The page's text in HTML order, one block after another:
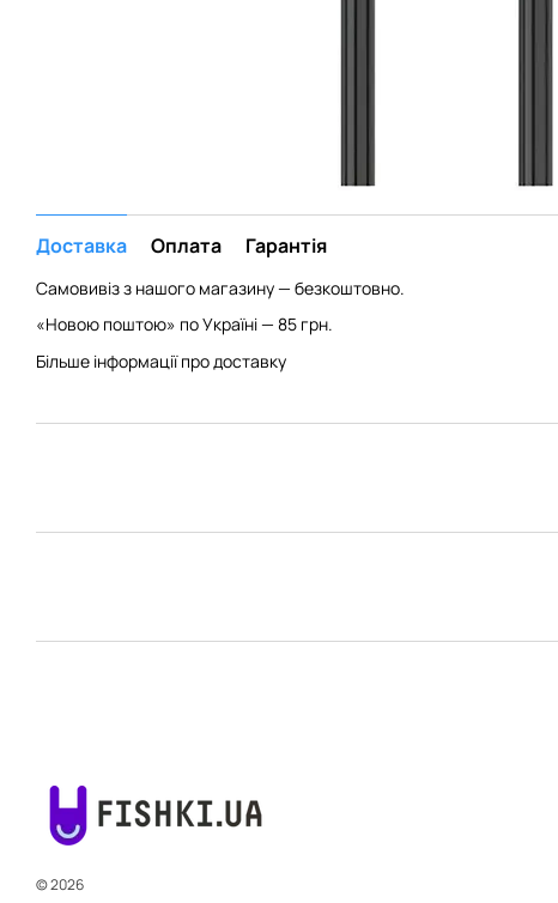
Доставка Оплата Гарантія
Самовивіз з нашого магазину — безкоштовно.
«Новою поштою» по Україні — 85 грн.
Більше інформації про доставку
© 2026